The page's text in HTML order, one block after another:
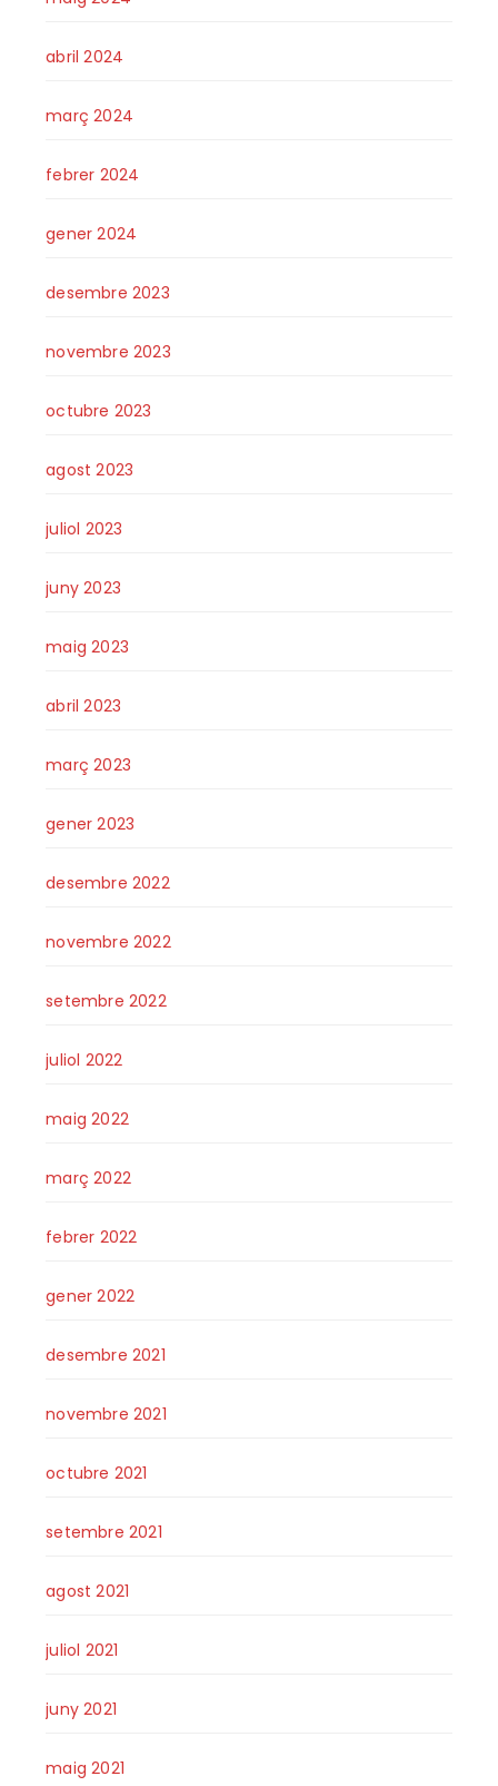
abril 2024
març 2024
febrer 2024
gener 2024
desembre 2023
novembre 2023
octubre 2023
agost 2023
juliol 2023
juny 2023
maig 2023
abril 2023
març 2023
gener 2023
desembre 2022
novembre 2022
setembre 2022
juliol 2022
maig 2022
març 2022
febrer 2022
gener 2022
desembre 2021
novembre 2021
octubre 2021
setembre 2021
agost 2021
juliol 2021
juny 2021
maig 2021